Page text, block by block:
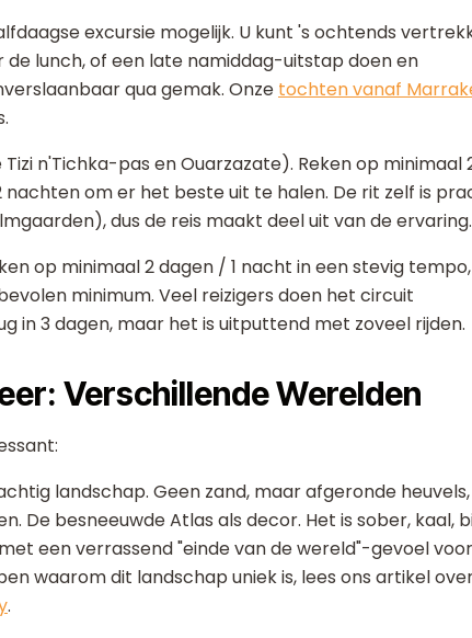
excursie mogelijk. U kunt 's ochtends
lunch, of een late namiddag-uitstap doen en
qua gemak. Onze tochten vanaf
n'Tichka-pas en Ouarzazate). Reken op minimaal
om er het beste uit te halen. De rit zelf is
dus de reis maakt deel uit van de ervaring.
op minimaal 2 dagen / 1 nacht in een stevig
minimum. Veel reizigers doen het circuit
in 3 dagen, maar het is uitputtend met zoveel rijden.
Verschillende Werelden
landschap. Geen zand, maar afgeronde heuvels,
De besneeuwde Atlas als decor. Het is sober, kaal,
een verrassend "einde van de wereld"-gevoel
waarom dit landschap uniek is, lees ons artikel
.